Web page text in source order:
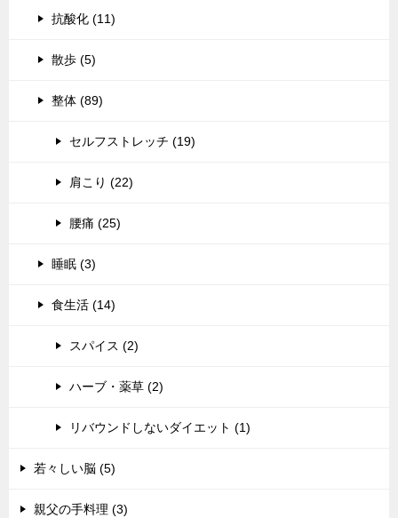
抗酸化 (11)
散歩 (5)
整体 (89)
セルフストレッチ (19)
肩こり (22)
腰痛 (25)
睡眠 (3)
食生活 (14)
スパイス (2)
ハーブ・薬草 (2)
リバウンドしないダイエット (1)
若々しい脳 (5)
親父の手料理 (3)